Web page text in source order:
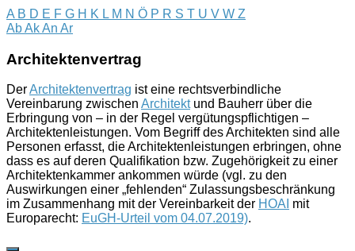
A B D E F G H K L M N Ö P R S T U V W Z
AbAkAn Ar
Architektenvertrag
DerArchitektenvertrag ist eine rechtsverbindliche
Vereinbarung zwischen Architektund Bauherr über die
Erbringung von – in der Regel vergütungspflichtigen –
Architektenleistungen. Vom Begriff des Architekten sind alle
Personen erfasst, die Architektenleistungen erbringen, ohne
dass es auf deren Qualifikation bzw. Zugehörigkeit zu einer
Architektenkammer ankommen würde (vgl. zu den
Auswirkungen einer „fehlenden“ Zulassungsbeschränkung
im Zusammenhang mit der Vereinbarkeit der HOAI mit
Europarecht: EuGH-Urteil vom 04.07.2019).